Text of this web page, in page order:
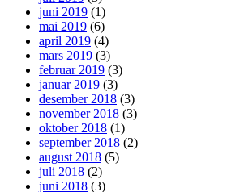
juni 2019 (1)
mai 2019 (6)
april 2019 (4)
mars 2019 (3)
februar 2019 (3)
januar 2019 (3)
desember 2018 (3)
november 2018 (3)
oktober 2018 (1)
september 2018 (2)
august 2018 (5)
juli 2018 (2)
juni 2018 (3)